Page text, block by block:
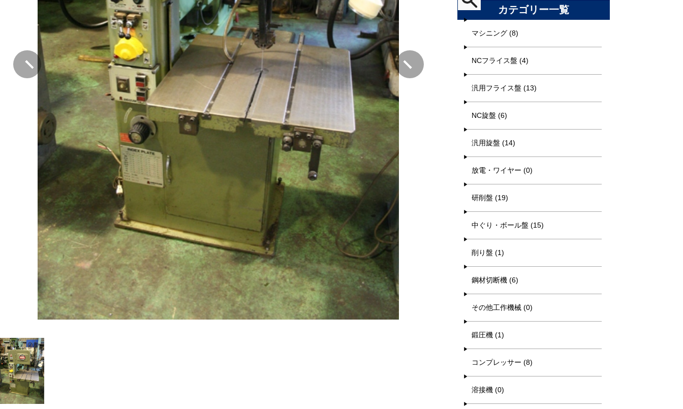
カテゴリー一覧
マシニング (8)
NCフライス盤 (4)
汎用フライス盤 (13)
NC旋盤 (6)
汎用旋盤 (14)
放電・ワイヤー (0)
研削盤 (19)
中ぐり・ボール盤 (15)
削り盤 (1)
鋼材切断機 (6)
その他工作機械 (0)
鍛圧機 (1)
コンプレッサー (8)
溶接機 (0)